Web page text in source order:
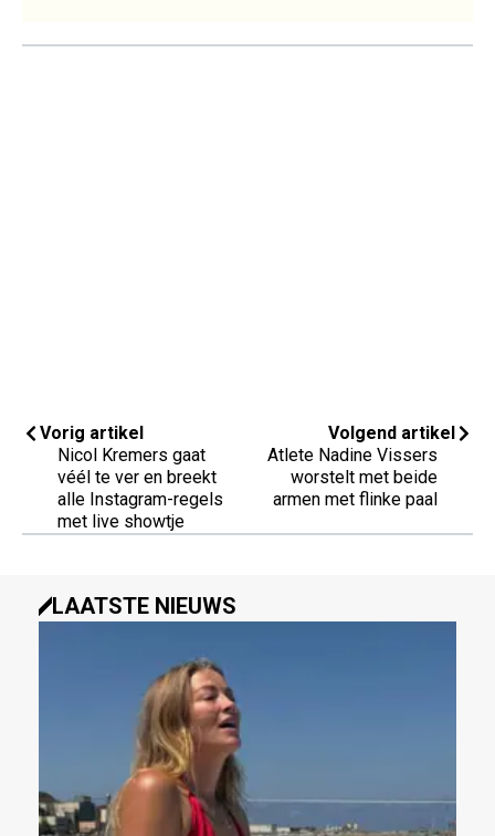
Vorig artikel
Nicol Kremers gaat
véél te ver en breekt
alle Instagram-regels
met live showtje
Volgend artikel
Atlete Nadine Vissers
worstelt met beide
armen met flinke paal
LAATSTE NIEUWS